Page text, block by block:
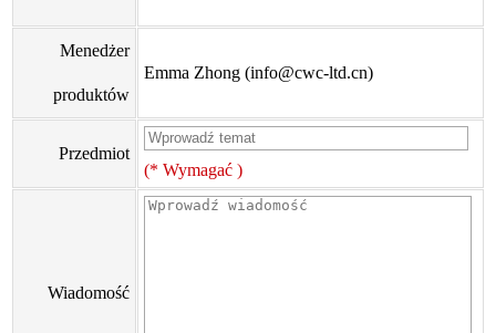
Menedżer
produktów
Emma Zhong (info@cwc-ltd.cn)
Przedmiot
(* Wymagać )
Wiadomość